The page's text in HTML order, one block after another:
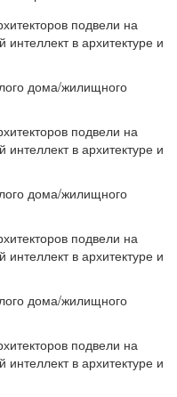
дома/жилищного
дома/жилищного
дома/жилищного